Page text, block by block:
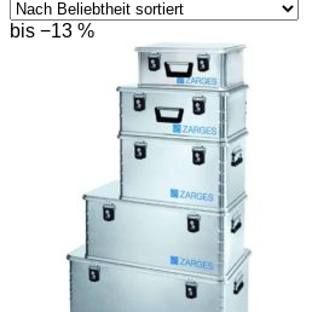
bis −13 %